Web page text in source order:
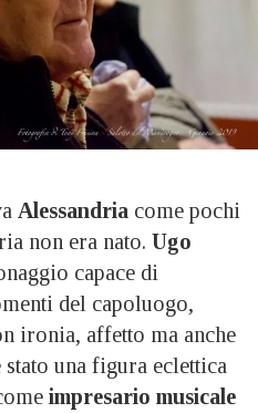
Alessandria come pochi
non era nato. Ugo
capace di
del capoluogo,
ironia, affetto ma anche
stato una figura eclettica
impresario musicale